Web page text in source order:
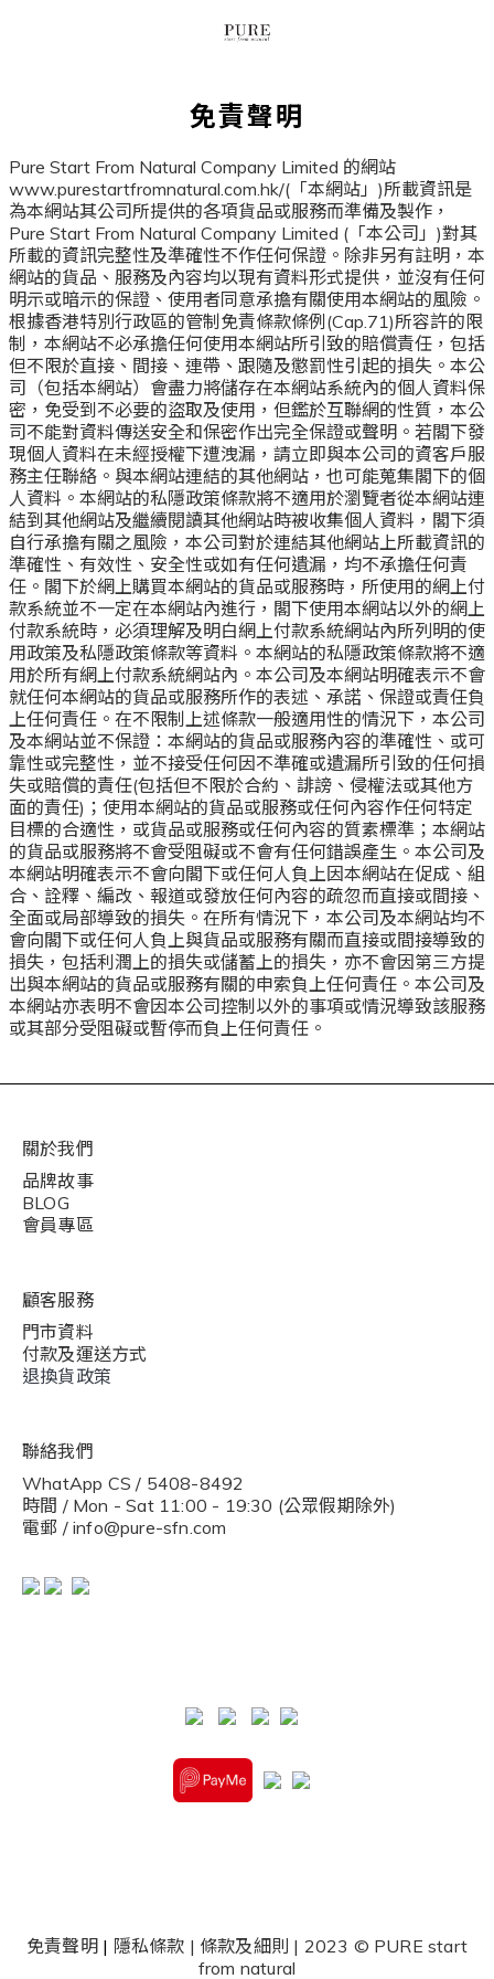
免責聲明
Pure Start From Natural Company Limited 的網站
www.purestartfromnatural.com.hk/(「本網站」)所載資訊是
為本網站其公司所提供的各項貨品或服務而準備及製作，
Pure Start From Natural Company Limited (「本公司」)對其
所載的資訊完整性及準確性不作任何保證。除非另有註明，本
網站的貨品、服務及內容均以現有資料形式提供，並沒有任何
明示或暗示的保證、使用者同意承擔有關使用本網站的風險。
根據香港特別行政區的管制免責條款條例(Cap.71)所容許的限
制，本網站不必承擔任何使用本網站所引致的賠償責任，包括
但不限於直接、間接、連帶、跟隨及懲罰性引起的損失。本公
司（包括本網站）會盡力將儲存在本網站系統內的個人資料保
密，免受到不必要的盜取及使用，但鑑於互聯網的性質，本公
司不能對資料傳送安全和保密作出完全保證或聲明。若閣下發
現個人資料在未經授權下遭洩漏，請立即與本公司的資客戶服
務主任聯絡。與本網站連結的其他網站，也可能蒐集閣下的個
人資料。本網站的私隱政策條款將不適用於瀏覽者從本網站連
結到其他網站及繼續閱讀其他網站時被收集個人資料，閣下須
自行承擔有關之風險，本公司對於連結其他網站上所載資訊的
準確性、有效性、安全性或如有任何遺漏，均不承擔任何責
任。閣下於網上購買本網站的貨品或服務時，所使用的網上付
款系統並不一定在本網站內進行，閣下使用本網站以外的網上
付款系統時，必須理解及明白網上付款系統網站內所列明的使
用政策及私隱政策條款等資料。本網站的私隱政策條款將不適
用於所有網上付款系統網站內。本公司及本網站明確表示不會
就任何本網站的貨品或服務所作的表述、承諾、保證或責任負
上任何責任。在不限制上述條款一般適用性的情況下，本公司
及本網站並不保證：本網站的貨品或服務內容的準確性、或可
靠性或完整性，並不接受任何因不準確或遺漏所引致的任何損
失或賠償的責任(包括但不限於合約、誹謗、侵權法或其他方
面的責任)；使用本網站的貨品或服務或任何內容作任何特定
目標的合適性，或貨品或服務或任何內容的質素標準；本網站
的貨品或服務將不會受阻礙或不會有任何錯誤產生。本公司及
本網站明確表示不會向閣下或任何人負上因本網站在促成、組
合、詮釋、編改、報道或發放任何內容的疏忽而直接或間接、
全面或局部導致的損失。在所有情況下，本公司及本網站均不
會向閣下或任何人負上與貨品或服務有關而直接或間接導致的
損失，包括利潤上的損失或儲蓄上的損失，亦不會因第三方提
出與本網站的貨品或服務有關的申索負上任何責任。本公司及
本網站亦表明不會因本公司控制以外的事項或情況導致該服務
或其部分受阻礙或暫停而負上任何責任。
關於我們
品牌故事
BLOG
會員專區
顧客服務
門市資料
付款及運送方式
退換貨政策
聯絡我們
WhatApp CS / 5408-8492
時間 / Mon - Sat 11:00 - 19:30 (公眾假期除外)
電郵 / info@pure-sfn.com
免責聲明 | 隱私條款 | 條款及細則 | 2023 © PURE start
from natural